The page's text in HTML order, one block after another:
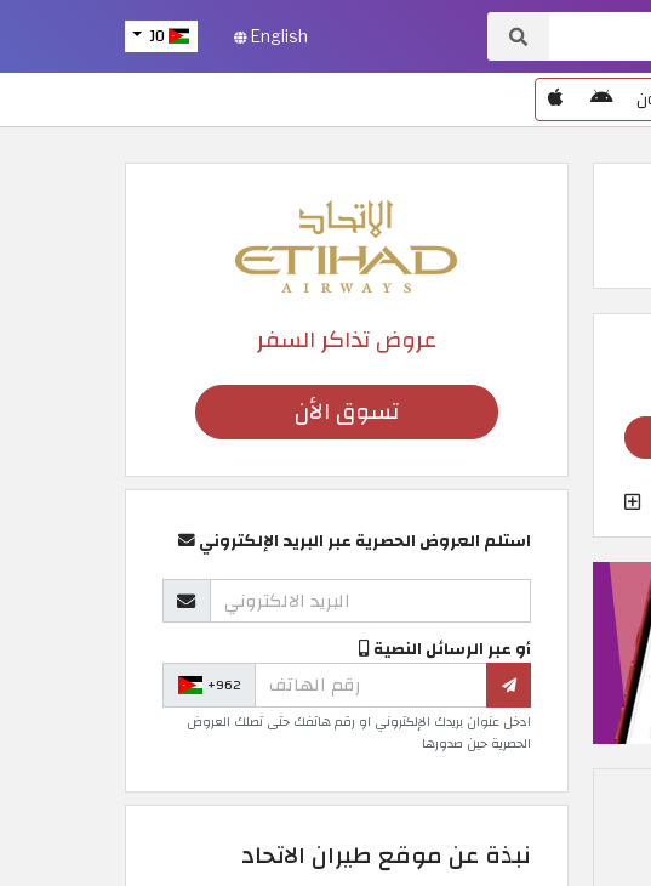
JO English
عروض تذاكر السفر
تسوق الأن
استلم العروض الحصرية عبر البريد الإلكتروني
أو عبر الرسائل النصية
+962
ادخل عنوان بريدك الإلكتروني او رقم هاتفك حتى تصلك العروض
الحصرية حين صدورها
نبذة عن موقع طيران الاتحاد